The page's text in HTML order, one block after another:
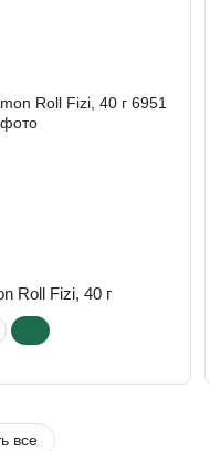
Roll Fizi, 40 г
все